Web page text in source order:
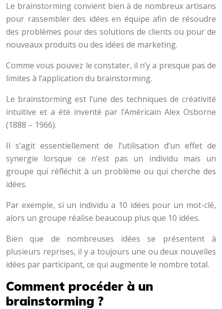
Le brainstorming convient bien à de nombreux artisans
pour rassembler des idées en équipe afin de résoudre
des problèmes pour des solutions de clients ou pour de
nouveaux produits ou des idées de marketing.
Comme vous pouvez le constater, il n’y a presque pas de
limites à l’application du brainstorming.
Le brainstorming est l’une des techniques de créativité
intuitive et a été inventé par l’Américain Alex Osborne
(1888 – 1966).
Il s’agit essentiellement de l’utilisation d’un effet de
synergie lorsque ce n’est pas un individu mais un
groupe qui réfléchit à un problème ou qui cherche des
idées.
Par exemple, si un individu a 10 idées pour un mot-clé,
alors un groupe réalise beaucoup plus que 10 idées.
Bien que de nombreuses idées se présentent à
plusieurs reprises, il y a toujours une ou deux nouvelles
idées par participant, ce qui augmente le nombre total.
Comment procéder à un
brainstorming ?